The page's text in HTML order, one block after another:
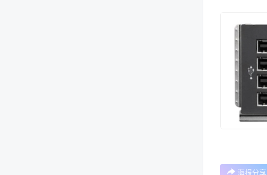
海报分享